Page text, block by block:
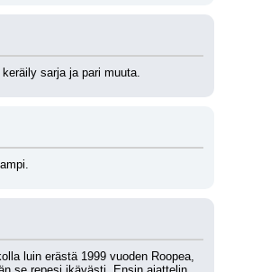
sarja ja pari muuta.
luin erästä 1999 vuoden Roopea,